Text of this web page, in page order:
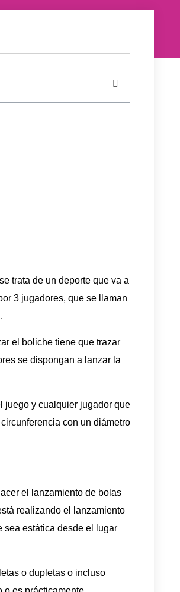
trata de un deporte que va a
3 jugadores, que se llaman
el boliche tiene que trazar
se dispongan a lanzar la
juego y cualquier jugador que
con un diámetro
el lanzamiento de bolas
realizando el lanzamiento
sea estática desde el lugar
o dupletas o incluso